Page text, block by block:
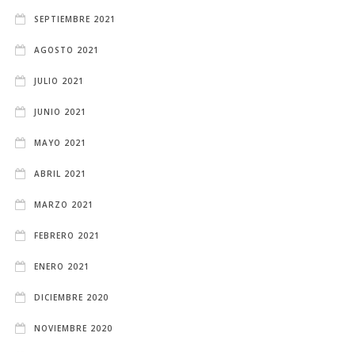
SEPTIEMBRE 2021
AGOSTO 2021
JULIO 2021
JUNIO 2021
MAYO 2021
ABRIL 2021
MARZO 2021
FEBRERO 2021
ENERO 2021
DICIEMBRE 2020
NOVIEMBRE 2020